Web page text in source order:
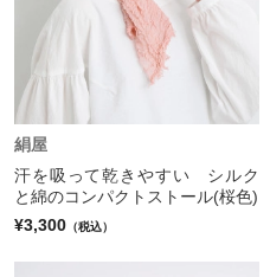
絹屋
汗を吸って乾きやすい シルク
と綿のコンパクトストール(桜色)
¥3,300 （税込）